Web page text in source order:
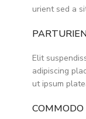
urient sed a
Elit
adipiscing
ut ipsum
COMMODO